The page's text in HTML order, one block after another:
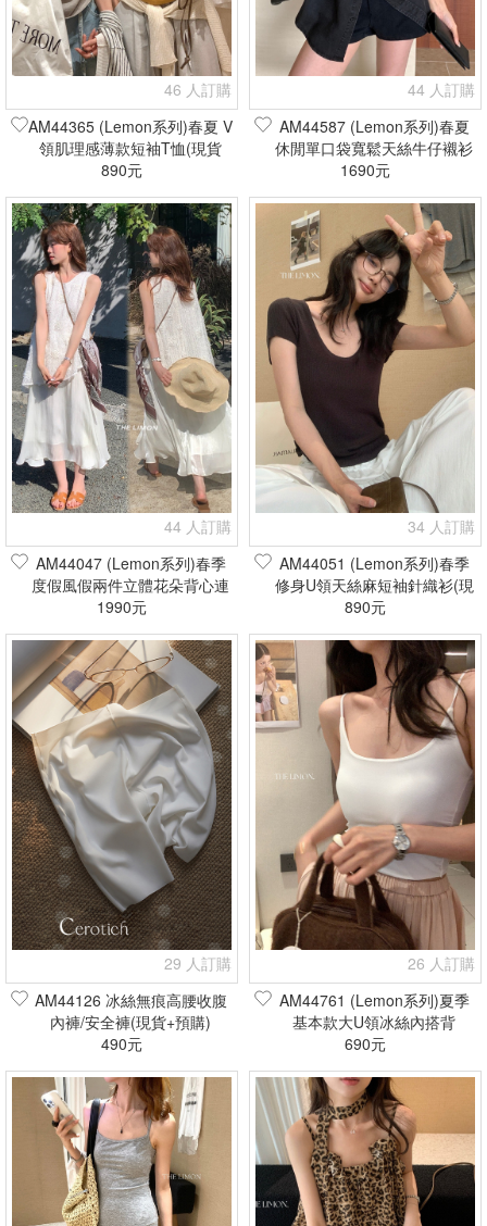
46 人訂購
AM44365 (Lemon系列)春夏 V
領肌理感薄款短袖T恤(現貨
+預購)
890元
44 人訂購
AM44587 (Lemon系列)春夏
休閒單口袋寬鬆天絲牛仔襯衫
(現貨+預購)
1690元
44 人訂購
AM44047 (Lemon系列)春季
度假風假兩件立體花朵背心連
身裙(現貨+預購)
1990元
34 人訂購
AM44051 (Lemon系列)春季
修身U領天絲麻短袖針織衫(現
貨+預購)
890元
29 人訂購
AM44126 冰絲無痕高腰收腹
內褲/安全褲(現貨+預購)
490元
26 人訂購
AM44761 (Lemon系列)夏季
基本款大U領冰絲內搭背
心/bratop(現貨+預購)
690元